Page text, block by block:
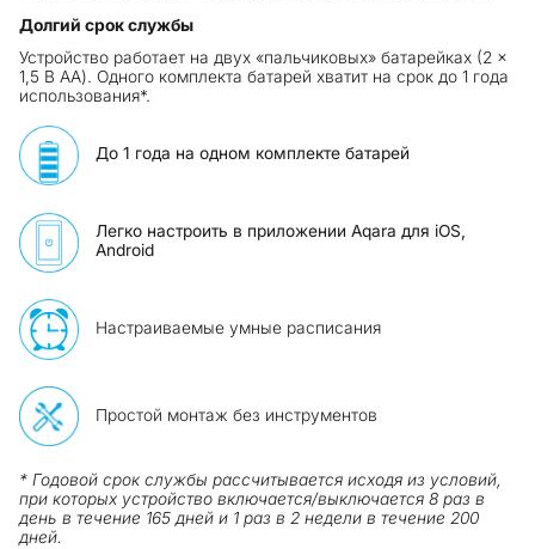
Долгий срок службы
Устройство работает на двух «пальчиковых» батарейках (2 ×
1,5 В AA). Одного комплекта батарей хватит на срок до 1 года
использования*.
До 1 года на одном комплекте батарей
Легко настроить в приложении Aqara для iOS,
Android
Настраиваемые умные расписания
Простой монтаж без инструментов
* Годовой срок службы рассчитывается исходя из условий,
при которых устройство включается/выключается 8 раз в
день в течение 165 дней и 1 раз в 2 недели в течение 200
дней.